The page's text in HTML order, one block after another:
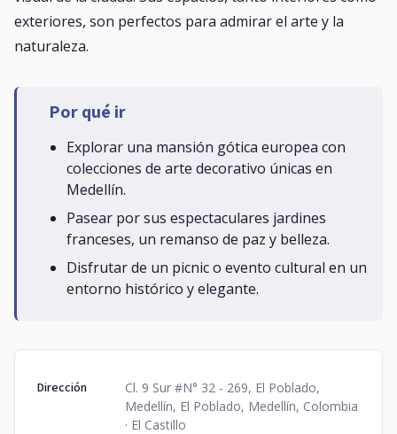
exteriores, son perfectos para admirar el arte y la
naturaleza.
Por qué ir
Explorar una mansión gótica europea con
colecciones de arte decorativo únicas en
Medellín.
Pasear por sus espectaculares jardines
franceses, un remanso de paz y belleza.
Disfrutar de un picnic o evento cultural en un
entorno histórico y elegante.
Dirección
Cl. 9 Sur #N° 32 - 269, El Poblado,
Medellín, El Poblado, Medellín, Colombia
· El Castillo